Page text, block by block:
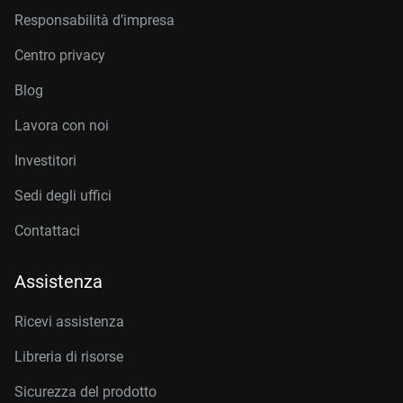
Responsabilità d’impresa
Centro privacy
Blog
Lavora con noi
Investitori
Sedi degli uffici
Contattaci
Assistenza
Ricevi assistenza
Libreria di risorse
Sicurezza del prodotto